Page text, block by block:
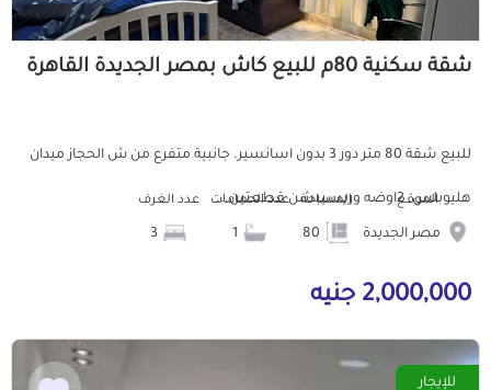
شقة سكنية 80م للبيع كاش بمصر الجديدة القاهرة
للبيع شقة 80 متر دور 3 بدون اسانسير. جانبية متفرع من ش الحجاز ميدان
هليوبلس. 2اوضه وريسيبشن قطعتين...
الموقع
مصر الجديدة
المساحة عدد الحمامات عدد الغرف
2,000,000 جنيه
للإيجار